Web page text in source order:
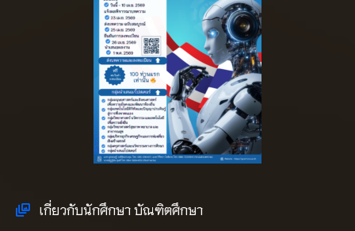
เกี่ยวกับนักศึกษา บัณฑิตศึกษา